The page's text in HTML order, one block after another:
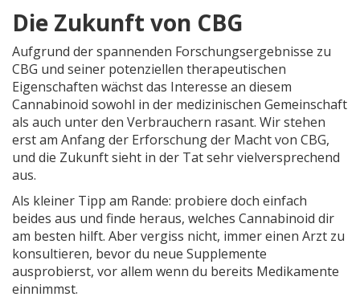
Die Zukunft von CBG
Aufgrund der spannenden Forschungsergebnisse zu
CBG und seiner potenziellen therapeutischen
Eigenschaften wächst das Interesse an diesem
Cannabinoid sowohl in der medizinischen Gemeinschaft
als auch unter den Verbrauchern rasant. Wir stehen
erst am Anfang der Erforschung der Macht von CBG,
und die Zukunft sieht in der Tat sehr vielversprechend
aus.
Als kleiner Tipp am Rande: probiere doch einfach
beides aus und finde heraus, welches Cannabinoid dir
am besten hilft. Aber vergiss nicht, immer einen Arzt zu
konsultieren, bevor du neue Supplemente
ausprobierst, vor allem wenn du bereits Medikamente
einnimmst.